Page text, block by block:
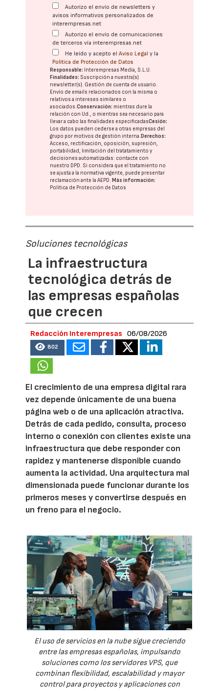
Autorizo el envío de newsletters y
avisos informativos personalizados de
interempresas.net
Autorizo el envío de comunicaciones
de terceros vía interempresas.net
He leído y acepto elAviso Legal y la
Política de Protección de Datos
Responsable: Interempresas Media, S.L.U.
Finalidades: Suscripción a nuestra(s)
newsletter(s). Gestión de cuenta de usuario.
Envío de emails relacionados con la misma o
relativos a intereses similares o
asociados.Conservación: mientras dure la
relación con Ud., o mientras sea necesario para
llevar a cabo las finalidades especificadasCesión:
Los datos pueden cederse a otras empresas del
grupo por motivos de gestión interna.Derechos:
Acceso, rectificación, oposición, supresión,
portabilidad, limitación del tratatamiento y
decisiones automatizadas: contacte con
nuestro DPD . Si considera que el tratamiento no
se ajusta a la normativa vigente, puede presentar
reclamación ante laAEPD .Más información:
Política de Protección de Datos
Soluciones tecnológicas
La infraestructura
tecnológica detrás de
las empresas españolas
que crecen
Redacción Interempresas 06/08/2026
802
El crecimiento de una empresa digital rara
vez depende únicamente de una buena
página web o de una aplicación atractiva.
Detrás de cada pedido, consulta, proceso
interno o conexión con clientes existe una
infraestructura que debe responder con
rapidez y mantenerse disponible cuando
aumenta la actividad. Una arquitectura mal
dimensionada puede funcionar durante los
primeros meses y convertirse después en
un freno para el negocio.
El uso de servicios en la nube sigue creciendo
entre las empresas españolas, impulsando
soluciones como los servidores VPS, que
combinan flexibilidad, escalabilidad y mayor
control para proyectos y aplicaciones con